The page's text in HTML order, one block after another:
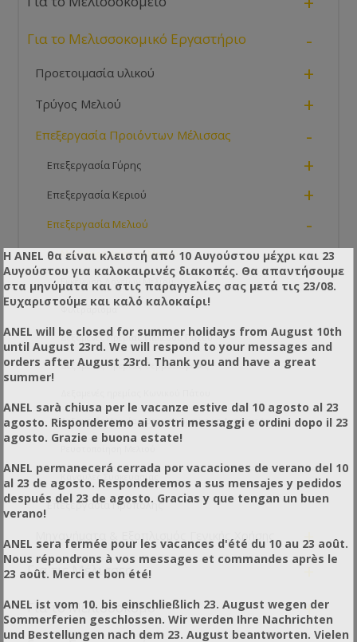
Για το Μελισσοκομικό Εργαστήριο -
Προετοιμασία υλικού +
Τρύγος Μελιού +
Επεξεργασία Προιόντων Μέλισσας -
Επεξεργασία Γύρης +
Επεξεργασία Κεριού +
Επεξεργασία Μελιού -
Μεταφορά Δοχείων Μελιού
Εκκένωση Δοχείων Μελιού
Φιλτράρισμα
Δεξαμενές Ηρεμίας Επίπεδου Πάτου
Δεξαμενές Ηρεμίας Θερμαινόμενες
Δεξαμενές Ηρεμίας Θερμαινόμενες με Αναδευτήρα
Κάνουλες Συσκευασίας
Επεξεργασία Πρόπολης
Μηχανήματα & Εξοπλισμός Γενικής Χρήσης +
Για τις Μέλισσες +
Για το Μελισσοκόμο +
Η ANEL θα είναι κλειστή από 10 Αυγούστου μέχρι και 23
Αυγούστου για καλοκαιρινές διακοπές. Θα απαντήσουμε
στα μηνύματα και στις παραγγελίες σας μετά τις 23/08.
Ευχαριστούμε και καλό καλοκαίρι!
ANEL will be closed for summer holidays from August 10th
until August 23rd. We will respond to your messages and
orders after August 23rd. Thank you and have a great
summer!
ANEL sarà chiusa per le vacanze estive dal 10 agosto al 23
agosto. Risponderemo ai vostri messaggi e ordini dopo il 23
agosto. Grazie e buona estate!
ANEL permanecerá cerrada por vacaciones de verano del 10
al 23 de agosto. Responderemos a sus mensajes y pedidos
después del 23 de agosto. Gracias y que tengan un buen
verano!
ANEL sera fermée pour les vacances d'été du 10 au 23 août.
Nous répondrons à vos messages et commandes après le
23 août. Merci et bon été!
ANEL ist vom 10. bis einschließlich 23. August wegen der
Sommerferien geschlossen. Wir werden Ihre Nachrichten
und Bestellungen nach dem 23. August beantworten. Vielen